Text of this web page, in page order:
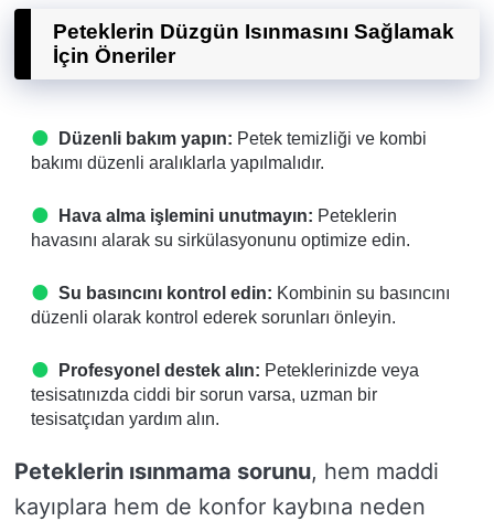
Peteklerin Düzgün Isınmasını Sağlamak
İçin Öneriler
Düzenli bakım yapın: Petek temizliği ve kombi
bakımı düzenli aralıklarla yapılmalıdır.
Hava alma işlemini unutmayın: Peteklerin
havasını alarak su sirkülasyonunu optimize edin.
Su basıncını kontrol edin: Kombinin su basıncını
düzenli olarak kontrol ederek sorunları önleyin.
Profesyonel destek alın: Peteklerinizde veya
tesisatınızda ciddi bir sorun varsa, uzman bir
tesisatçıdan yardım alın.
Peteklerin ısınmama sorunu, hem maddi
kayıplara hem de konfor kaybına neden